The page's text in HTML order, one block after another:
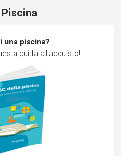
una piscina?
guida all'acquisto!